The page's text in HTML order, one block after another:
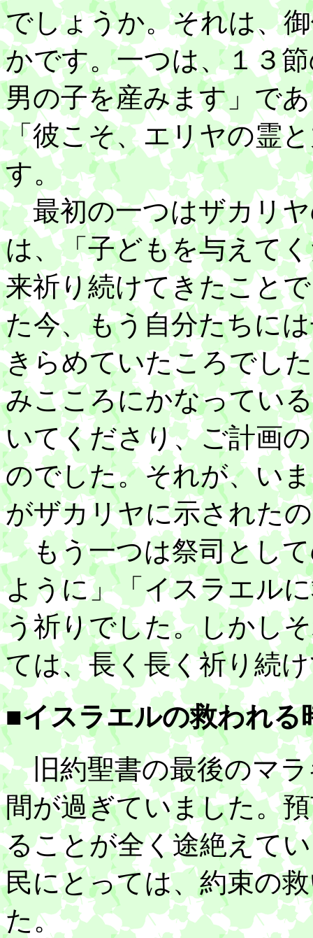
でしょうか。それは、
かです。一つは、１３
男の子を産みます」で
「彼こそ、エリヤの霊
す。
最初の一つはザカリヤ
は、「子どもを与えて
来祈り続けてきたこと
た今、もう自分たちに
きらめていたころでし
みこころにかなってい
いてくださり、ご計画
のでした。それが、い
がザカリヤに示された
もう一つは祭司として
ように」「イスラエル
う祈りでした。しかし
ては、長く長く祈り続
■イスラエルの救われる
旧約聖書の最後のマラ
間が過ぎていました。
ることが全く途絶えて
民にとっては、約束の
た。